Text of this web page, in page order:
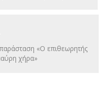
«Ο επιθεωρητής
χήρα»